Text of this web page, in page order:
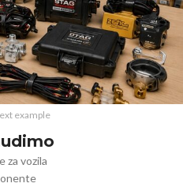
example
za vozila